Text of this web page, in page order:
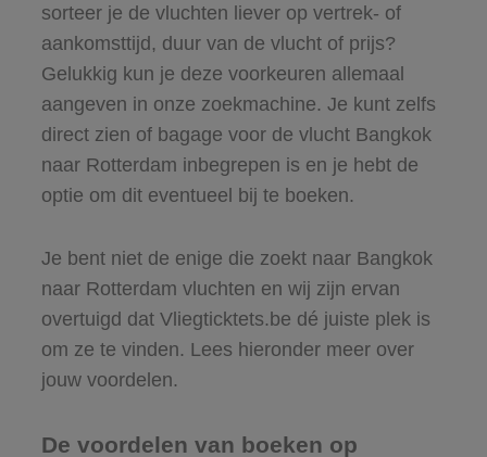
sorteer je de vluchten liever op vertrek- of
aankomsttijd, duur van de vlucht of prijs?
Gelukkig kun je deze voorkeuren allemaal
aangeven in onze zoekmachine. Je kunt zelfs
direct zien of bagage voor de vlucht Bangkok
naar Rotterdam inbegrepen is en je hebt de
optie om dit eventueel bij te boeken.
Je bent niet de enige die zoekt naar Bangkok
naar Rotterdam vluchten en wij zijn ervan
overtuigd dat Vliegticktets.be dé juiste plek is
om ze te vinden. Lees hieronder meer over
jouw voordelen.
De voordelen van boeken op